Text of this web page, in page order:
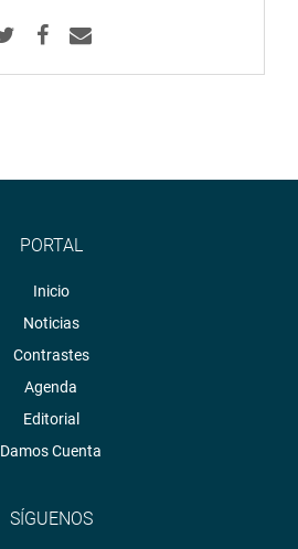
PORTAL
Inicio
Noticias
Contrastes
Agenda
Editorial
Damos Cuenta
SÍGUENOS